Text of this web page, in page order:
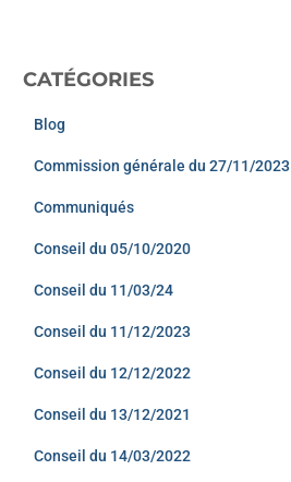
CATÉGORIES
Blog
Commission générale du 27/11/2023
Communiqués
Conseil du 05/10/2020
Conseil du 11/03/24
Conseil du 11/12/2023
Conseil du 12/12/2022
Conseil du 13/12/2021
Conseil du 14/03/2022